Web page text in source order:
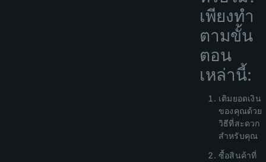
เพียงทำ
ตามขั้น
ตอน
เหล่านี้:
เติมยอดเงิน
ของคุณด้วย
วิธีที่สะดวก
สำหรับคุณ
ซื้อสินค้าที่